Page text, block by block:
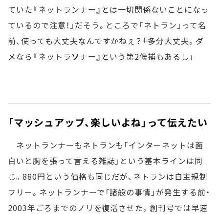
ていた『ネットランナー』とは一切関係ないことになっ
ているので注意！」だそう。ところで「ネトラン」って名
前、使っても大丈夫なんですかねぇ？――「多分大丈夫。ダ
メなら『ネットラソナー』という第2候補もあるし」
「マッシュアップ、楽しいよね」って伝えたい
ネットランナーもネトランも「インターネットは面
白いと胸を張って言える雑誌」という基本ラインは同
じ。880円という価格も同じだが、ネトランは自主規制
フリー。ネットランナーで「諸般の事情」が発生する前・
2003年ごろまでのノリを復活させた。創刊号では早速